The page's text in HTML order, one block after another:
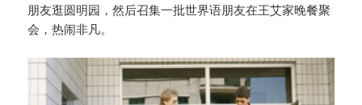
朋友逛圆明园，然后召集一批世界语朋友在王艾家晚餐聚
会，热闹非凡。